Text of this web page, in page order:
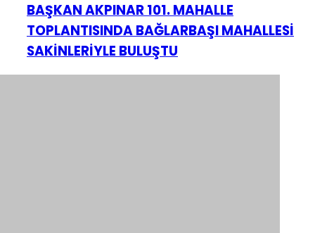
BAŞKAN AKPINAR 101. MAHALLE
TOPLANTISINDA BAĞLARBAŞI MAHALLESİ
SAKİNLERİYLE BULUŞTU